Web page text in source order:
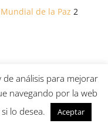
de la Paz 2
de la salud a
de Privacidad/
análisis para mejorar
navegando por la web
lo desea.
Aceptar